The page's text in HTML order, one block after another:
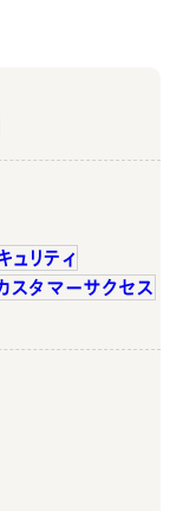
ュリティ
スタマーサクセス